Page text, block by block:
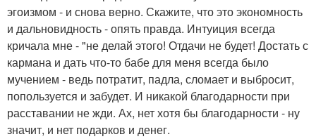
эгоизмом - и снова верно. Скажите, что это экономность
и дальновидность - опять правда. Интуиция всегда
кричала мне - "не делай этого! Отдачи не будет! Достать с
кармана и дать что-то бабе для меня всегда было
мучением - ведь потратит, падла, сломает и выбросит,
попользуется и забудет. И никакой благодарности при
расставании не жди. Ах, нет хотя бы благодарности - ну
значит, и нет подарков и денег.